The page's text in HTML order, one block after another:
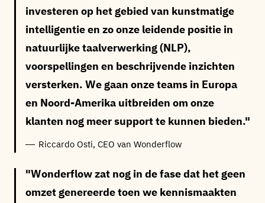
investeren op het gebied van kunstmatige
intelligentie en zo onze leidende positie in
natuurlijke taalverwerking (NLP),
voorspellingen en beschrijvende inzichten
versterken. We gaan onze teams in Europa
en Noord-Amerika uitbreiden om onze
klanten nog meer support te kunnen bieden.
Riccardo Osti, CEO van Wonderflow
Wonderflow zat nog in de fase dat het geen
omzet genereerde toen we kennismaakten